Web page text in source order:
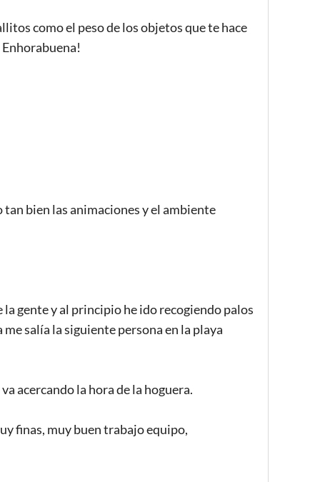
como el peso de los objetos que te hace
bien las animaciones y el ambiente
gente y al principio he ido recogiendo palos
salía la siguiente persona en la playa
acercando la hora de la hoguera.
finas, muy buen trabajo equipo,